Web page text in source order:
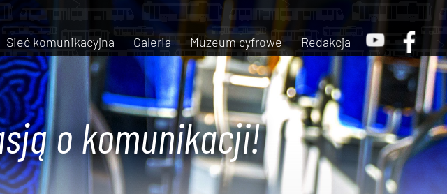
Sieć komunikacyjna Galeria Muzeum cyfrowe Redakcja
o komunikacji!